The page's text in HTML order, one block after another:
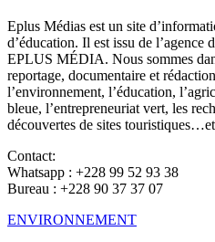
Eplus Médias est un site
d’éducation. Il est issu de l’agence
EPLUS MÉDIA. Nous sommes
reportage, documentaire et
l’environnement, l’éducation,
bleue, l’entrepreneuriat vert, les
découvertes de sites
Contact:
Whatsapp : +228 99 52 93 38
Bureau : +228 90 37 37 07
ENVIRONNEMENT